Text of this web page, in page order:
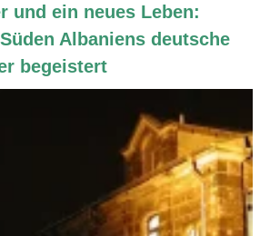
und ein neues Leben:
Albaniens deutsche
begeistert